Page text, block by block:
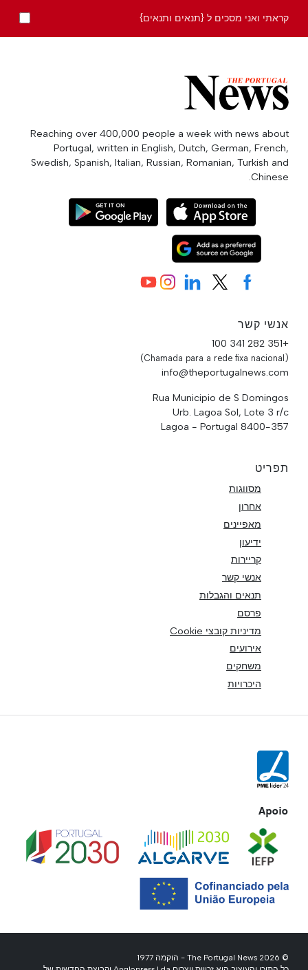
קראתי ואני מסכים ל {תנאים ותנאים}
Reaching over 400,000 people a week with news about
Portugal, written in English, Dutch, German, French,
Swedish, Spanish, Italian, Russian, Romanian, Turkish and
Chinese.
אנשי קשר
+351 282 341 100
(Chamada para a rede fixa nacional)
info@theportugalnews.com
Rua Municipio de S Domingos
Urb. Lagoa Sol, Lote 3 r/c
8400-357 Lagoa - Portugal
תפריט
מסווגות
אחרון
מאפיינים
ידיעון
קריירות
אנשי קשר
תנאים והגבלות
פרסם
מדיניות קובצי Cookie
אירועים
משחקים
היכרויות
Apoio
© 2026 The Portugal News - הוקמה 1977